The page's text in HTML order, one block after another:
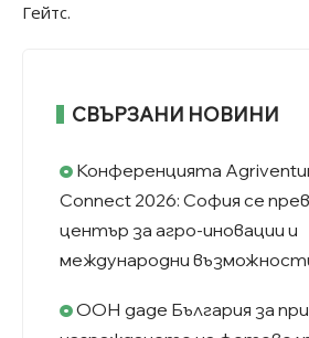
Гейтс.
СВЪРЗАНИ НОВИНИ
Конференцията
Connect 2026: София се
център за агро-иновации и
международни
ООН даде България за